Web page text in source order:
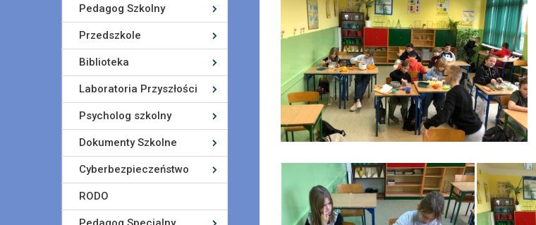
Pedagog Szkolny
Przedszkole
Biblioteka
Laboratoria Przyszłości
Psycholog szkolny
Dokumenty Szkolne
Cyberbezpieczeństwo
RODO